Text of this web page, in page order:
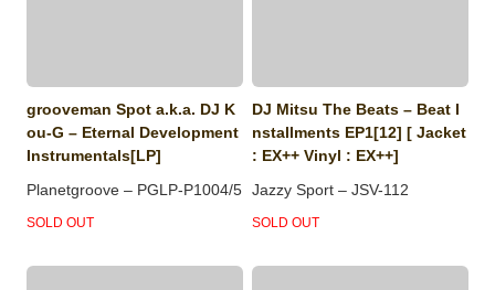
grooveman Spot a.k.a. DJ K
ou-G ‎– Eternal Development
Instrumentals[LP]
Planetgroove ‎– PGLP-P1004/5
SOLD OUT
DJ Mitsu The Beats ‎– Beat I
nstallments EP1[12] [ Jacket
: EX++ Vinyl : EX++]
Jazzy Sport ‎– JSV-112
SOLD OUT